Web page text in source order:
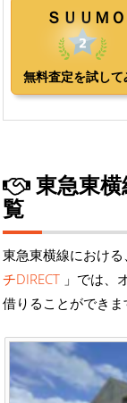
東急東横
覧
東急東横線におけ
チDIRECT 」では、
借りることができま